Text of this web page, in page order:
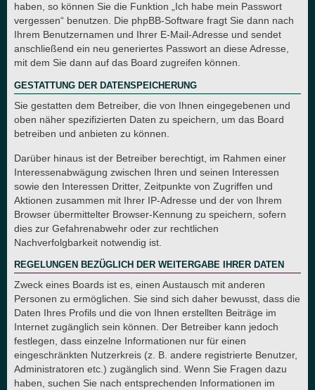
haben, so können Sie die Funktion „Ich habe mein Passwort
vergessen“ benutzen. Die phpBB-Software fragt Sie dann nach
Ihrem Benutzernamen und Ihrer E-Mail-Adresse und sendet
anschließend ein neu generiertes Passwort an diese Adresse,
mit dem Sie dann auf das Board zugreifen können.
GESTATTUNG DER DATENSPEICHERUNG
Sie gestatten dem Betreiber, die von Ihnen eingegebenen und
oben näher spezifizierten Daten zu speichern, um das Board
betreiben und anbieten zu können.
Darüber hinaus ist der Betreiber berechtigt, im Rahmen einer
Interessenabwägung zwischen Ihren und seinen Interessen
sowie den Interessen Dritter, Zeitpunkte von Zugriffen und
Aktionen zusammen mit Ihrer IP-Adresse und der von Ihrem
Browser übermittelter Browser-Kennung zu speichern, sofern
dies zur Gefahrenabwehr oder zur rechtlichen
Nachverfolgbarkeit notwendig ist.
REGELUNGEN BEZÜGLICH DER WEITERGABE IHRER DATEN
Zweck eines Boards ist es, einen Austausch mit anderen
Personen zu ermöglichen. Sie sind sich daher bewusst, dass die
Daten Ihres Profils und die von Ihnen erstellten Beiträge im
Internet zugänglich sein können. Der Betreiber kann jedoch
festlegen, dass einzelne Informationen nur für einen
eingeschränkten Nutzerkreis (z. B. andere registrierte Benutzer,
Administratoren etc.) zugänglich sind. Wenn Sie Fragen dazu
haben, suchen Sie nach entsprechenden Informationen im